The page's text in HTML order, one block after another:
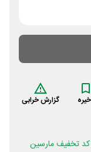
گزارش خرابی
کد تخفیف مارسین